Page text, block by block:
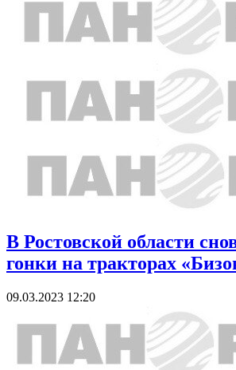
В Ростовской области
гонки на тракторах
09.03.2023 12:20